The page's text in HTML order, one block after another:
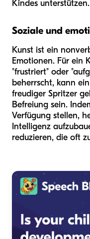
Kindes unterstützen.
Soziale und
Kunst ist ein
Emotionen. Für ein
"frustriert" oder
beherrscht, kann
freudiger Spritzer
Befreiung sein.
Verfügung stellen,
Intelligenz
reduzieren, die oft